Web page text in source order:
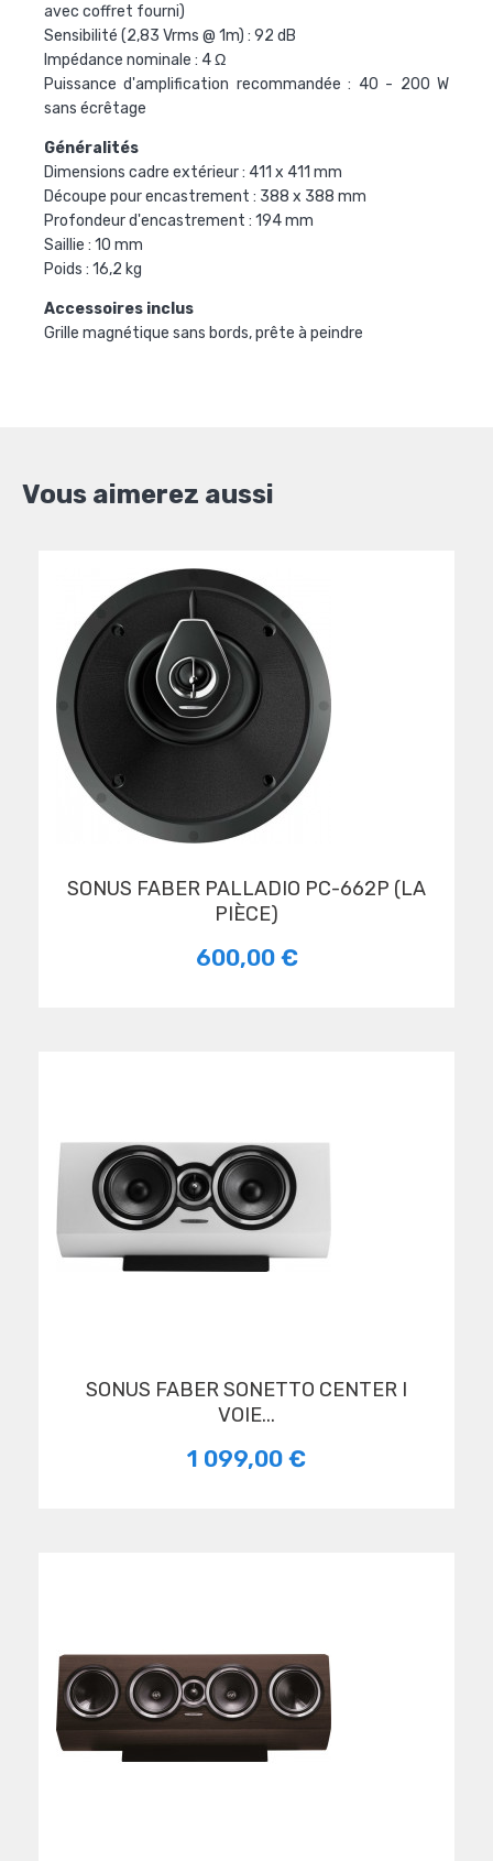
avec coffret fourni)
Sensibilité (2,83 Vrms @ 1m) : 92 dB
Impédance nominale : 4 Ω
Puissance d'amplification recommandée : 40 - 200 W
sans écrêtage
Généralités
Dimensions cadre extérieur : 411 x 411 mm
Découpe pour encastrement : 388 x 388 mm
Profondeur d'encastrement : 194 mm
Saillie : 10 mm
Poids : 16,2 kg
Accessoires inclus
Grille magnétique sans bords, prête à peindre
Vous aimerez aussi
SONUS FABER PALLADIO PC-662P (LA
PIÈCE)
600,00 €
SONUS FABER SONETTO CENTER I
VOIE...
1 099,00 €